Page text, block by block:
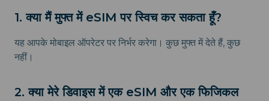
1. क्या मैं मुफ्त में eSIM पर स्विच कर सकता हूँ?
यह आपके मोबाइल ऑपरेटर पर निर्भर करेगा। कुछ मुफ्त में देते हैं, कुछ
नहीं।
2. क्या मेरे डिवाइस में एक eSIM और एक फिजिकल